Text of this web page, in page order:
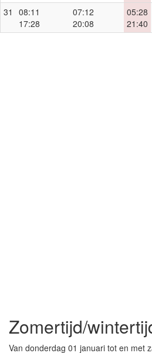
31
08:11
17:28
07:12
20:08
05:28
21:40
Zomertijd/
Van donderdag 01 januari tot en met